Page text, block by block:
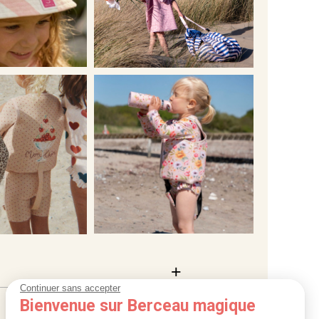
Continuer sans accepter
Bienvenue sur Berceau magique